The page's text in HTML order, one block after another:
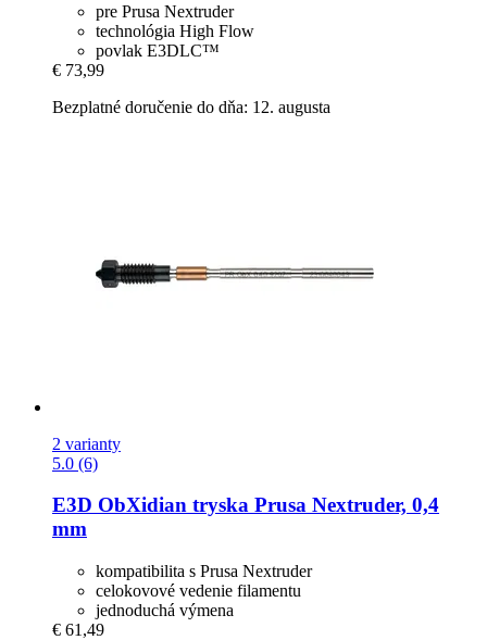
pre Prusa Nextruder
technológia High Flow
povlak E3DLC™
€ 73,99
Bezplatné doručenie do dňa: 12. augusta
2 varianty
5.0 (6)
E3D ObXidian tryska Prusa Nextruder, 0,4
mm
kompatibilita s Prusa Nextruder
celokovové vedenie filamentu
jednoduchá výmena
€ 61,49